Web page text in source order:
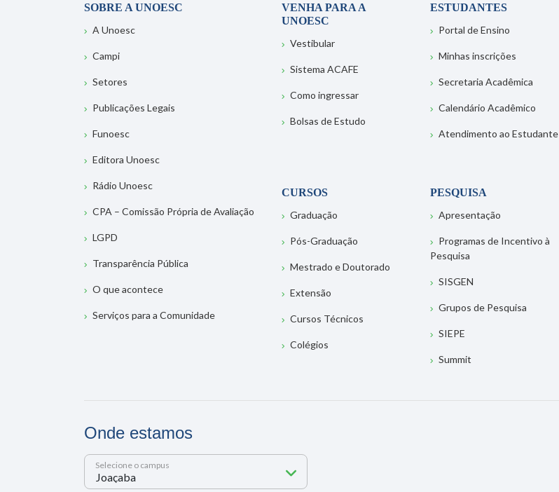
SOBRE A UNOESC
A Unoesc
Campi
Setores
Publicações Legais
Funoesc
Editora Unoesc
Rádio Unoesc
CPA – Comissão Própria de Avaliação
LGPD
Transparência Pública
O que acontece
Serviços para a Comunidade
VENHA PARA A
UNOESC
Vestibular
Sistema ACAFE
Como ingressar
Bolsas de Estudo
ESTUDANTES
Portal de Ensino
Minhas inscrições
Secretaria Acadêmica
Calendário Acadêmico
Atendimento ao Estudante
CURSOS
Graduação
Pós-Graduação
Mestrado e Doutorado
Extensão
Cursos Técnicos
Colégios
PESQUISA
Apresentação
Programas de Incentivo à
Pesquisa
SISGEN
Grupos de Pesquisa
SIEPE
Summit
Onde estamos
Selecione o campus